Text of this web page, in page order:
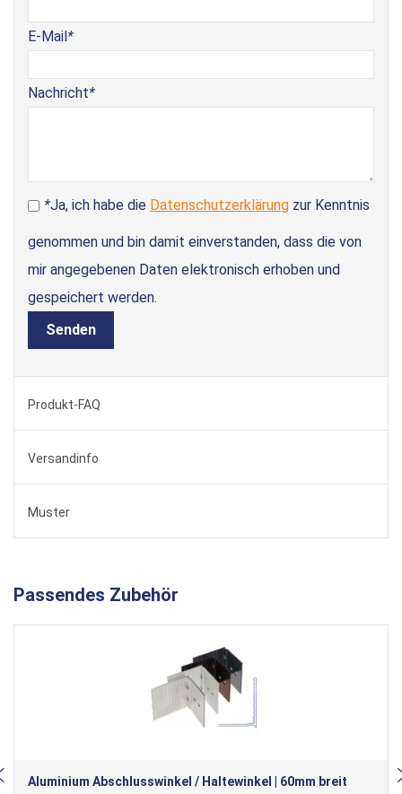
E-Mail*
Nachricht*
*Ja, ich habe die Datenschutzerklärung zur Kenntnis
genommen und bin damit einverstanden, dass die von
mir angegebenen Daten elektronisch erhoben und
gespeichert werden.
Senden
Produkt-FAQ
Versandinfo
Muster
Passendes Zubehör
Aluminium Abschlusswinkel / Haltewinkel | 60mm breit